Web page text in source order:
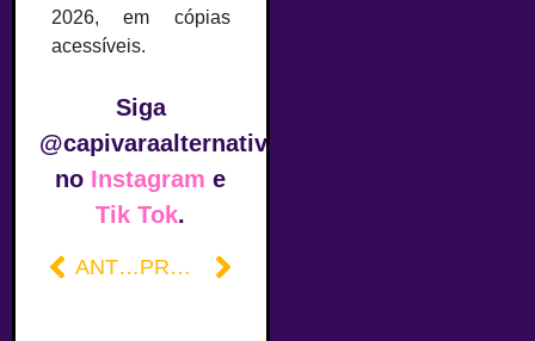
2026, em cópias
acessíveis.
Siga
@capivaraalternativa
no Instagram e
Tik Tok.
ANTERIOR PRÓXIMO